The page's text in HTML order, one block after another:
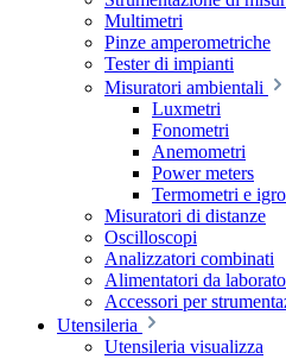
Multimetri
Pinze amperometriche
Tester di impianti
Misuratori ambientali
Luxmetri
Fonometri
Anemometri
Power meters
Termometri e
Misuratori di distanze
Oscilloscopi
Analizzatori combinati
Alimentatori da
Accessori per
Utensileria
Utensileria visualizza